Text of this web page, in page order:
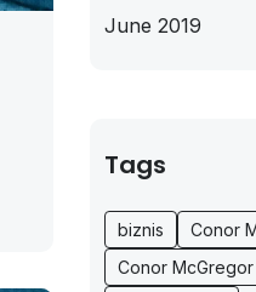
June 2019
Tags
biznis
Conor
Conor